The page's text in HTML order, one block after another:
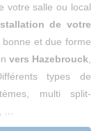
votre salle ou local
de votre
et due forme
vers Hazebrouck
types de
multi split-
…